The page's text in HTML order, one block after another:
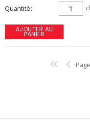
Quantité
AJOUTER AU
PANIER
Page